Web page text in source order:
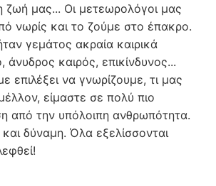
ζωή μας... Οι μετεωρολόγοι μας
νωρίς και το ζούμε στο έπακρο.
γεμάτος ακραία καιρικά
καιρός, επικίνδυνος...
επιλέξει να γνωρίζουμε, τι μας
είμαστε σε πολύ πιο
από την υπόλοιπη ανθρωπότητα.
δύναμη. Όλα εξελίσσονται